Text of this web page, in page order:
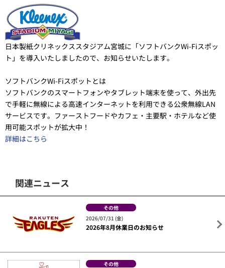
日本製紙クリネックススタジアム宮城に「ソフトバンクWi-Fiスポッ
ト」を導入いたしましたので、お知らせいたします。
ソフトバンクWi-Fiスポットとは
ソフトバンクのスマートフォンやタブレット端末を使って、外出先
で手軽に無線による高速インターネットを利用できる公衆無線LAN
サービスです。ファーストフードやカフェ・主要駅・ホテルなど使
用可能スポットが拡大中！
詳細はこちら
関連ニュース
その他
2026/07/31 (金)
2026年8月休業日のお知らせ
その他